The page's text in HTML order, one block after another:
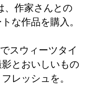
、作家さんとの
な作品を購入。
スウィーツタイ
とおいしいもの
レッシュを。